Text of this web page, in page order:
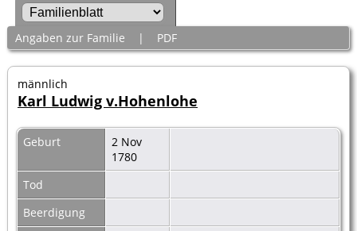
Angaben zur Familie | PDF
männlich
Karl Ludwig v.Hohenlohe
Geburt
2 Nov
1780
Tod
Beerdigung